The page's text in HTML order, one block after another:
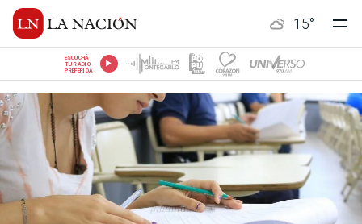
15°
ESCUCHÁ
TU RADIO
PREFERIDA